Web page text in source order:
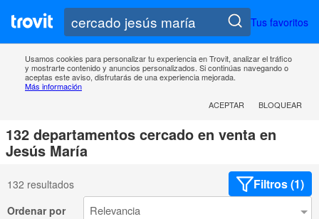
Tus favoritos
Usamos cookies para personalizar tu experiencia en Trovit, analizar el tráfico
y mostrarte contenido y anuncios personalizados. Si continúas navegando o
aceptas este aviso, disfrutarás de una experiencia mejorada.
Más información
ACEPTAR
BLOQUEAR
132 departamentos cercado en venta en
Jesús María
132 resultados Filtros (1)
Ordenar por